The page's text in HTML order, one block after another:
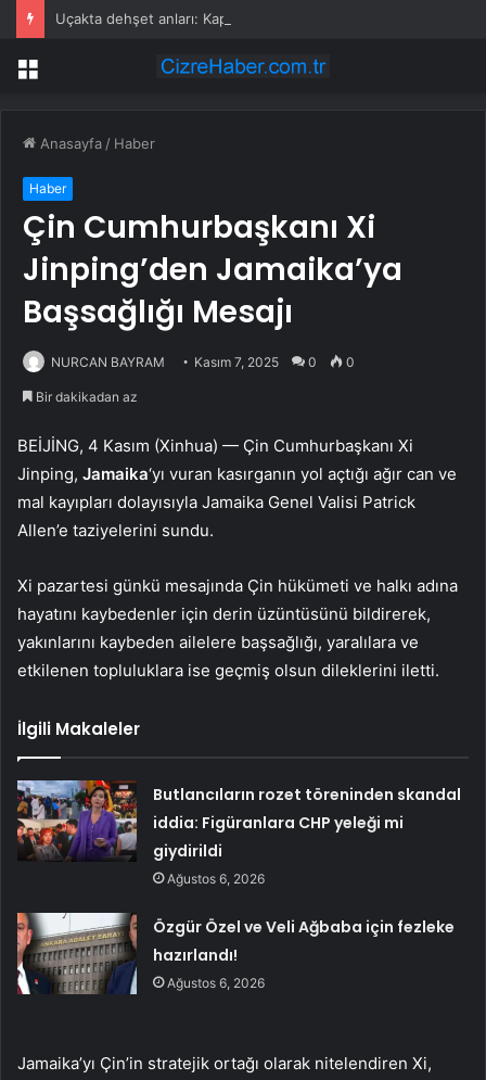
Menü
Anasayfa / Haber
Haber
Çin Cumhurbaşkanı Xi
Jinping’den Jamaika’ya
Başsağlığı Mesajı
NURCAN BAYRAM Kasım 7, 2025 0 0
Bir dakikadan az
BEİJİNG, 4 Kasım (Xinhua) — Çin Cumhurbaşkanı Xi
Jinping, Jamaika‘yı vuran kasırganın yol açtığı ağır can ve
mal kayıpları dolayısıyla Jamaika Genel Valisi Patrick
Allen’e taziyelerini sundu.
Xi pazartesi günkü mesajında Çin hükümeti ve halkı adına
hayatını kaybedenler için derin üzüntüsünü bildirerek,
yakınlarını kaybeden ailelere başsağlığı, yaralılara ve
etkilenen topluluklara ise geçmiş olsun dileklerini iletti.
İlgili Makaleler
Butlancıların rozet töreninden skandal
iddia: Figüranlara CHP yeleği mi
giydirildi
Ağustos 6, 2026
Özgür Özel ve Veli Ağbaba için fezleke
hazırlandı!
Ağustos 6, 2026
Jamaika’yı Çin’in stratejik ortağı olarak nitelendiren Xi,